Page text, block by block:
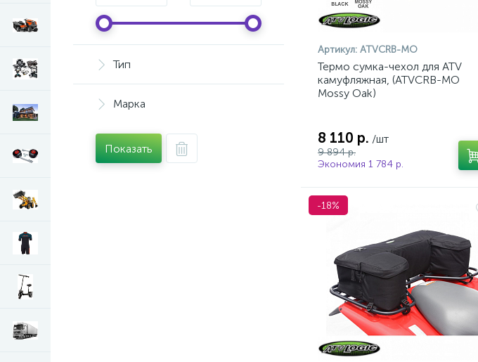
Тип
Марка
Показать
Артикул: ATVCRB-MO
Термо сумка-чехол для ATV
камуфляжная, (ATVCRB-MO
Mossy Oak)
8 110 р. /шт
9 894 р.
Экономия 1 784 р.
-18%